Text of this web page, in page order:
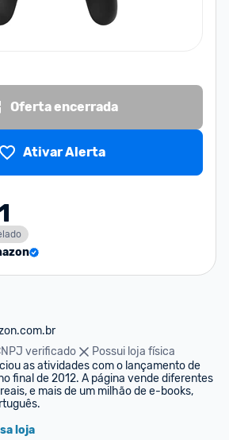
Oferta encerrada
Ativar Alerta
verificado
Possui loja física
as atividades com o lançamento de
final de 2012. A página vende diferentes
e mais de um milhão de e-books,
loja